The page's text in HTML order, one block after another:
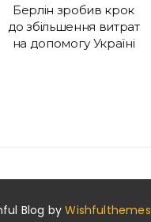
Берлін зробив крок
до збільшення витрат
на допомогу Україні
Blog byWishfulthemes